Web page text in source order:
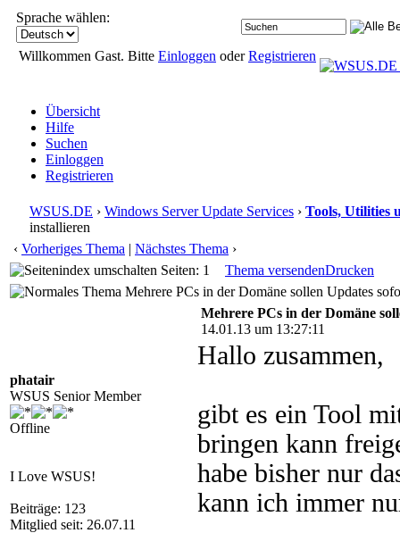
Sprache wählen:
Willkommen Gast. Bitte Einloggen oderRegistrieren
Übersicht
Hilfe
Suchen
Einloggen
Registrieren
WSUS.DE › Windows Server Update Services › Tools, Utilities
installieren
‹ Vorheriges Thema | Nächstes Thema ›
Seiten: 1
Thema versendenDrucken
Mehrere PCs in der Domäne sollen Updates
phatair
WSUS Senior Member
Offline
I Love WSUS!
Beiträge: 123
Mitglied seit: 26.07.11
Mehrere PCs in der Domäne
14.01.13 um 13:27:11
Hallo zusammen,
gibt es ein Tool
bringen kann
habe bisher nur
kann ich immer